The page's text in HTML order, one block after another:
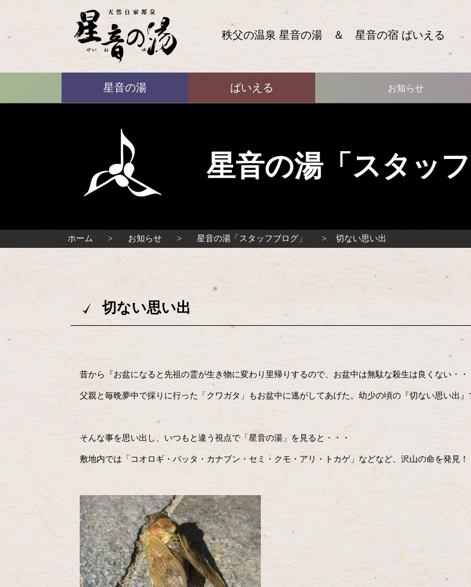
ばいえる
秩父の温泉 星音の湯 ＆ 星音の宿 ばいえる
星音の湯 ばいえる お知らせ
星音の湯「スタッフ
ホーム お知らせ 星音の湯「スタッフブログ」 切ない思い出
切ない思い出
昔から『お盆になると先祖の霊が生き物に変わり里帰りするので、お盆中は無駄な殺生は良くない・・
父親と毎晩夢中で採りに行った「クワガタ」もお盆中に逃がしてあげた。幼少の頃の『切ない思い出』
そんな事を思い出し、いつもと違う視点で「星音の湯」を見ると・・・
敷地内では「コオロギ・バッタ・カナブン・セミ・クモ・アリ・トカゲ」などなど、沢山の命を発見！